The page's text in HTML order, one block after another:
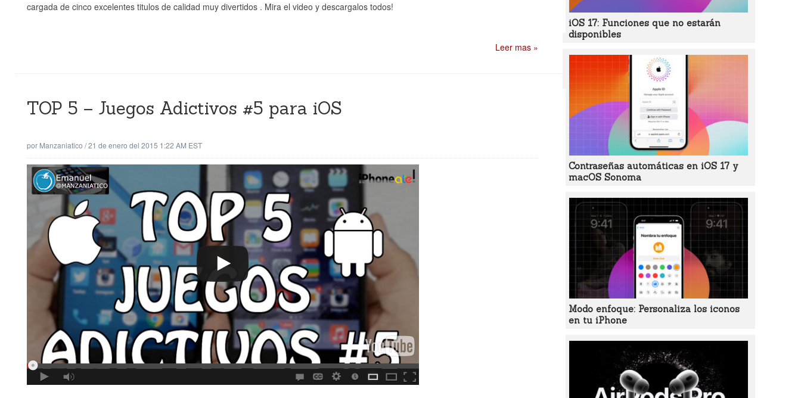
cargada de cinco excelentes titulos de calidad muy divertidos . Mira el video y descargalos todos!
Leer mas »
TOP 5 – Juegos Adictivos #5 para iOS
por Manzaniatico /21 de enero del 2015 1:22 AM EST
iOS 17: Funciones que no estarán
disponibles
Contraseñas automáticas en iOS 17 y
macOS Sonoma
Modo enfoque: Personaliza los iconos
en tu iPhone